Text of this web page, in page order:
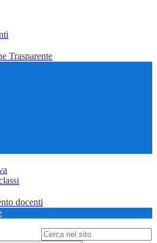
Trasparente
docenti